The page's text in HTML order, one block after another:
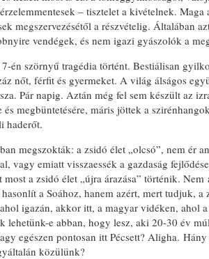
– tisztelet a kivételnek.
megszervezésétől a részvételig. Általában
vendégek, és nem igazi gyászolók a
én szörnyű tragédia történt. Bestiálisan
nőt, férfit és gyermeket. A világ álságos
Pár napig. Aztán még fel sem készült az
és megbüntetésére, máris jöttek a
haderőt.
megszokták: a zsidó élet „olcsó”, nem ér
vagy emiatt visszaessék a gazdaság
a zsidó élet „újra árazása” történik.
a Soához, hanem azért, mert tudjuk, a
igazán, akkor itt, a magyar vidéken, ahol
lehetünk-e abban, hogy lesz, aki 20-30 év
egészen pontosan itt Pécsett? Aligha.
közülünk?